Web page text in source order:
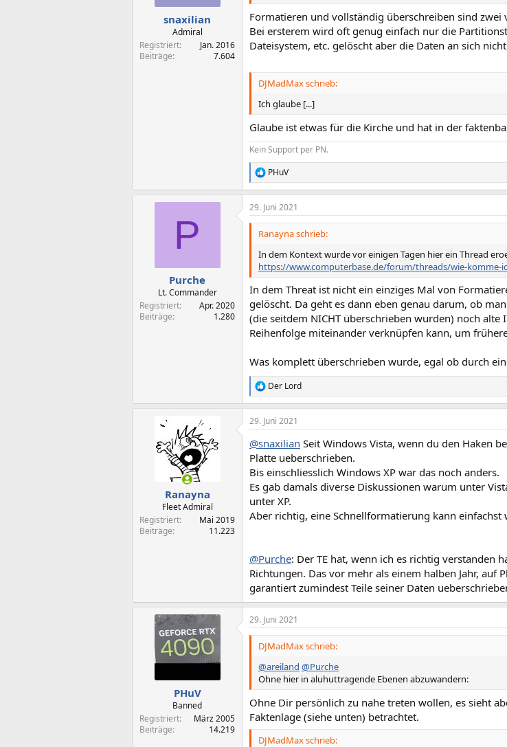
snaxilian
Admiral
Registriert
Jan. 2016
Beiträge
7.604
Formatieren und vollständig überschreiben sind zwei
Bei ersterem wird oft genug einfach nur die
Dateisystem, etc. gelöscht aber die Daten an sich
DJMadMax schrieb:
Ich glaube [...]
Glaube ist etwas für die Kirche und hat in der
Kein Support per PN.
R
e
a
k
t
n
n
:
PHuV
P
Purche
Lt. Commander
Registriert
Apr. 2020
Beiträge
1.280
29. Juni 2021
Ranayna schrieb:
In dem Kontext wurde vor einigen Tagen hier ein Thread
https://www.computerbase.de/forum/threads/wie-komme-
In dem Threat ist nicht ein einziges Mal von
gelöscht. Da geht es dann eben genau darum, ob
(die seitdem NICHT überschrieben wurden) noch
Reihenfolge miteinander verknüpfen kann, um
Was komplett überschrieben wurde, egal ob durch
R
e
a
k
i
o
n
e
n
:
Der Lord
Ranayna
Fleet Admiral
Registriert
Mai 2019
Beiträge
11.223
29. Juni 2021
@snaxilian Seit Windows Vista, wenn du den Haken
Platte ueberschrieben.
Bis einschliesslich Windows XP war das noch anders.
Es gab damals diverse Diskussionen warum unter
unter XP.
Aber richtig, eine Schnellformatierung kann einfachst
@Purche: Der TE hat, wenn ich es richtig verstanden
Richtungen. Das vor mehr als einem halben Jahr,
garantiert zumindest Teile seiner Daten
PHuV
Banned
Registriert
März 2005
Beiträge
14.219
29. Juni 2021
DJMadMax schrieb:
@areiland @Purche
Ohne hier in aluhuttragende Ebenen abzuwandern:
Ohne Dir persönlich zu nahe treten wollen, es sieht
Faktenlage (siehe unten) betrachtet.
DJMadMax schrieb: